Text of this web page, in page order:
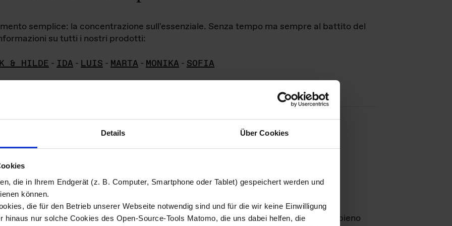
Details Über Cookies
die in Ihrem Endgerät (z. B. Computer, Smartphone oder Tablet) gespeichert werden und
können.
die für den Betrieb unserer Webseite notwendig sind und für die wir keine Einwilligung
hinaus nur solche Cookies des Open-Source-Tools Matomo, die uns dabei helfen, die
semplice: la concentrazione sull'essenziale. Senza tempo ma sempre al battito del
su tutti i nostri prodotti:
& HILDE - IDA - LUIS - MARTA - MONIKA - SOFIA
di immagini
materiale fotografico sono detenuti daDas ganze LebenGmbH e rimangono in pieno